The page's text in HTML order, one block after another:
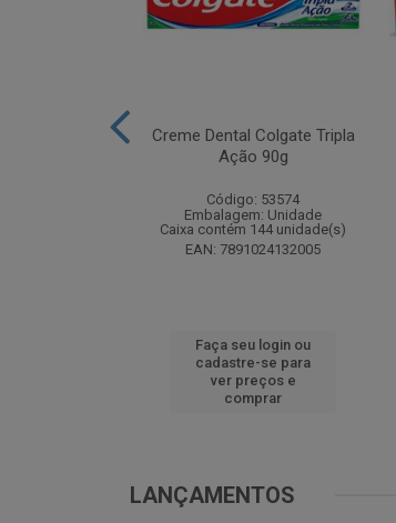
Creme Dental Colgate Tripla
Ação 90g
Código: 53574
Embalagem: Unidade
Caixa contém 144 unidade(s)
EAN: 7891024132005
Faça seu login ou
cadastre-se para
ver preços e
comprar
LANÇAMENTOS